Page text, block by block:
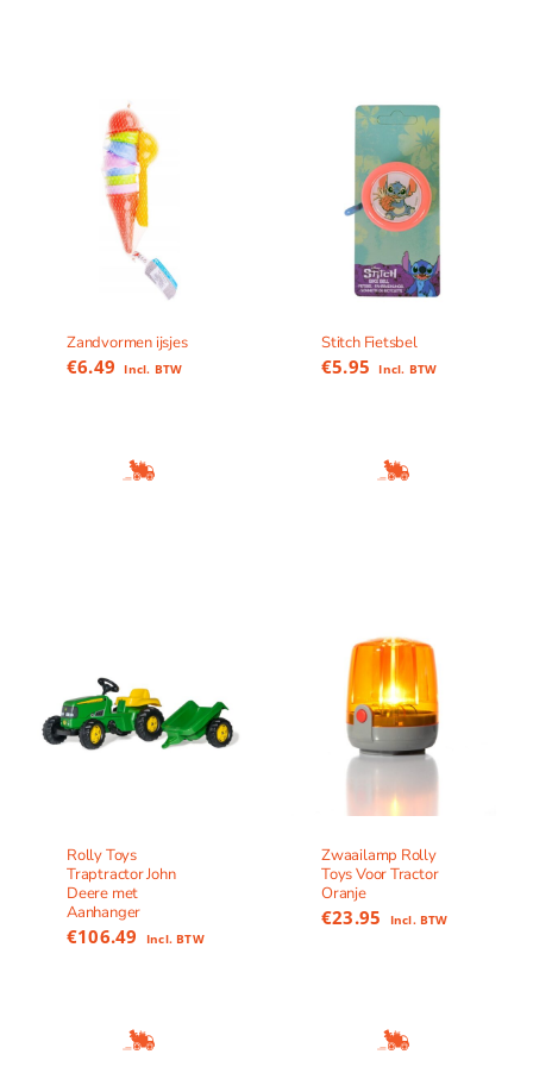
Zandvormen ijsjes
€6.49 Incl. BTW
Stitch Fietsbel
€5.95 Incl. BTW
Rolly Toys
Traptractor John
Deere met
Aanhanger
€106.49 Incl. BTW
Zwaailamp Rolly
Toys Voor Tractor
Oranje
€23.95 Incl. BTW